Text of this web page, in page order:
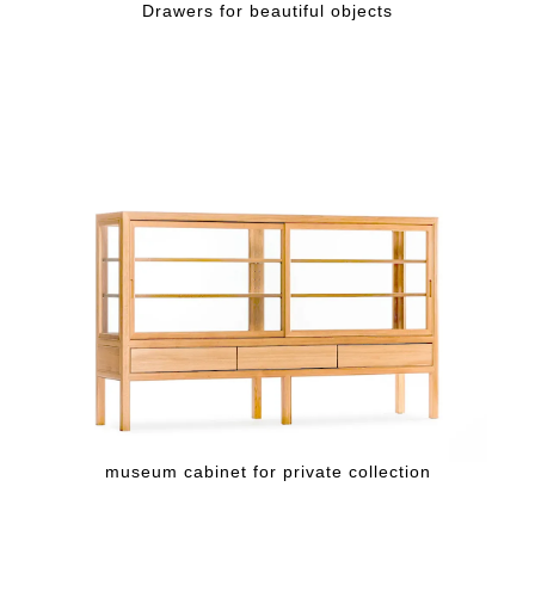
Drawers for beautiful objects
museum cabinet for private collection